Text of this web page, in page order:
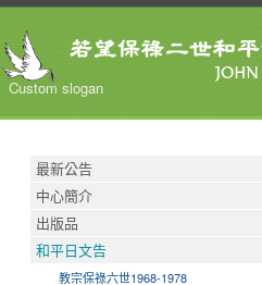
Custom slogan
最新公告
中心簡介
出版品
和平日文告
教宗保祿六世1968-1978